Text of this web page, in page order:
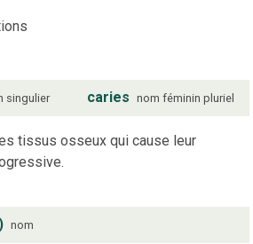
singulier caries nom féminin pluriel
tissus osseux qui cause leur
nom